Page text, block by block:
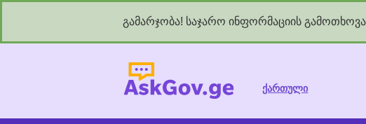
გამარჯობა! საჯარო ინფორმაციის გამოთხოვა
ქართული